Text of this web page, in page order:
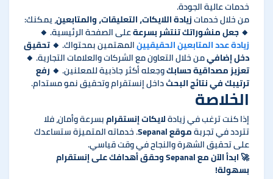
خدمات عالية الجودة.
من خلال خدماتزيادة اللايكات، التعليقات، والمتابعين، يمكنك:
🔸جعل منشوراتك تنتشر بسرعةعلى الصفحة الرئيسية. 🔸
زيادة عدد المتابعين الحقيقيينالمهتمين بمحتواك. 🔸تحقيق
دخل إضافيمن خلال التعاون مع الشركات والعلامات التجارية. 🔸
تعزيز مصداقية حسابكوجعله أكثر جاذبية للمعلنين. 🔸 رفع
ترتيبك في نتائج البحثداخل إنستقرام وتحقيق نمو مستدام.
الخلاصة
إذا كنت ترغب في زيادةلايكات إنستقرامبسرعة وأمان، فلا
تتردد في تجربةموقع Sepanal
. خدماته المتميزة ستساعدك
على تحقيق الشهرة والنجاح في وقت قياسي.
🚀
ابدأ الآن مع Sepanal وحقق أهدافك على إنستقرام
بسهولة!